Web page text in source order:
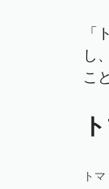
し
こ
ト